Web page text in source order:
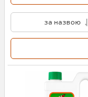
за назвою